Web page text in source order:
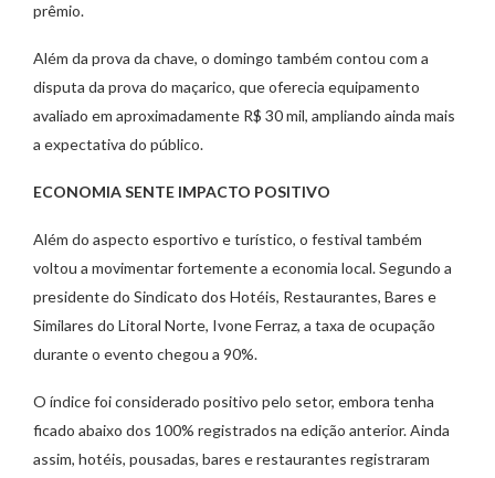
prêmio.
Além da prova da chave, o domingo também contou com a
disputa da prova do maçarico, que oferecia equipamento
avaliado em aproximadamente R$ 30 mil, ampliando ainda mais
a expectativa do público.
ECONOMIA SENTE IMPACTO POSITIVO
Além do aspecto esportivo e turístico, o festival também
voltou a movimentar fortemente a economia local. Segundo a
presidente do Sindicato dos Hotéis, Restaurantes, Bares e
Similares do Litoral Norte, Ivone Ferraz, a taxa de ocupação
durante o evento chegou a 90%.
O índice foi considerado positivo pelo setor, embora tenha
ficado abaixo dos 100% registrados na edição anterior. Ainda
assim, hotéis, pousadas, bares e restaurantes registraram